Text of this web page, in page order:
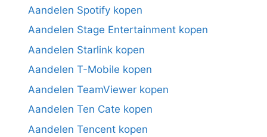
Aandelen Spotify kopen
Aandelen Stage Entertainment kopen
Aandelen Starlink kopen
Aandelen T-Mobile kopen
Aandelen TeamViewer kopen
Aandelen Ten Cate kopen
Aandelen Tencent kopen